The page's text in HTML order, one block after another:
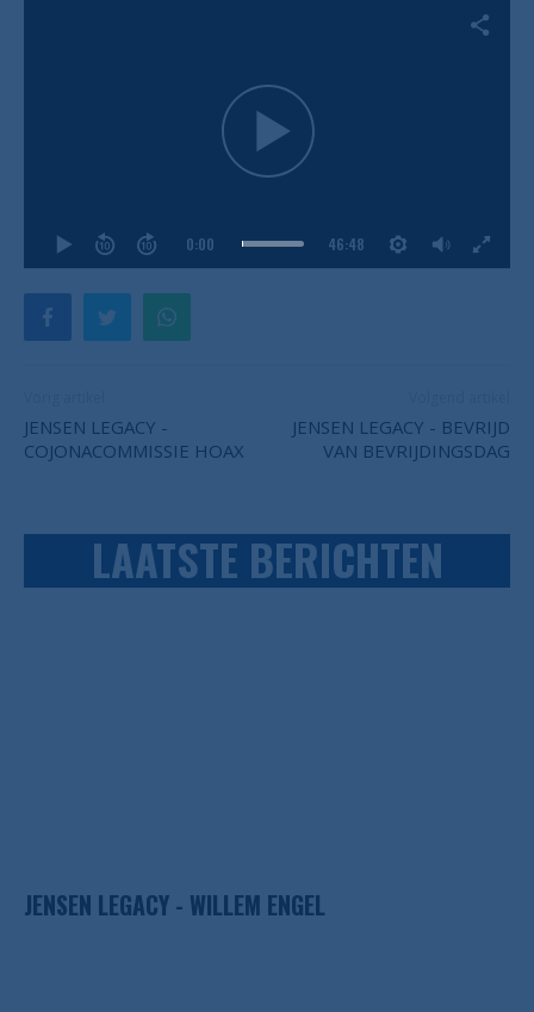
0:00 46:48
JENSEN LEGACY -
COJONACOMMISSIE HOAX
JENSEN LEGACY - BEVRIJD
VAN BEVRIJDINGSDAG
LAATSTE BERICHTEN
JENSEN LEGACY - WILLEM ENGEL